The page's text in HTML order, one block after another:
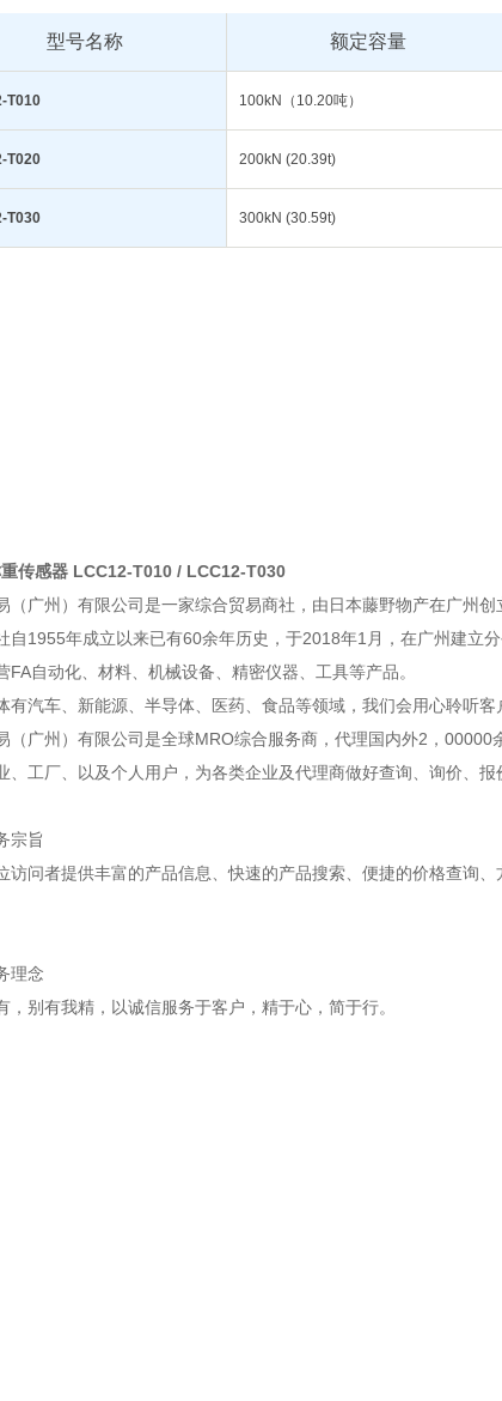
型号名称 额定容量
T010 100kN（10.20吨）
T020 200kN (20.39t)
T030 300kN (30.59t)
传感器 LCC12-T010 / LCC12-T030
（广州）有限公司是一家综合贸易商社，由日本藤野物产在广州创
自1955年成立以来已有60余年历史，于2018年1月，在广州建立分
FA自动化、材料、机械设备、精密仪器、工具等产品。
有汽车、新能源、半导体、医药、食品等领域，我们会用心聆听客
（广州）有限公司是全球MRO综合服务商，代理国内外2，00000
、工厂、以及个人用户，为各类企业及代理商做好查询、询价、报
宗旨
访问者提供丰富的产品信息、快速的产品搜索、便捷的价格查询
理念
，别有我精，以诚信服务于客户，精于心，简于行。